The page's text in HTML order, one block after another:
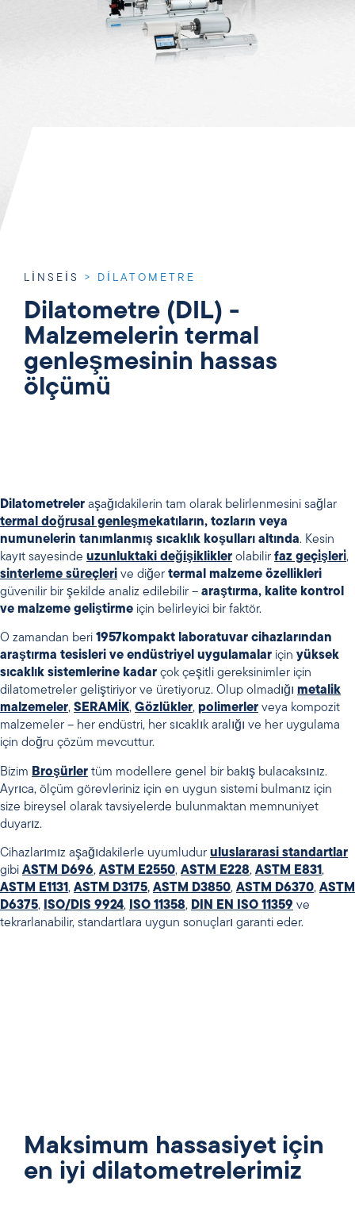
LINSEIS > DILATOMETRE
Dilatometre (DIL) -
Malzemelerin termal
genleşmesinin hassas
ölçümü
Dilatometreler aşağıdakilerin tam olarak belirlenmesini sağlar
termal doğrusal genleşmekatıların, tozların veya
numunelerin tanımlanmış sıcaklık koşulları altında. Kesin
kayıt sayesinde uzunluktaki değişiklikler olabilir faz geçi̇şleri̇,
sinterleme süreçleri ve diğer termal malzeme özellikleri
güvenilir bir şekilde analiz edilebilir – araştırma, kalite kontrol
ve malzeme geliştirme için belirleyici bir faktör.
O zamandan beri 1957kompakt laboratuvar cihazlarından
araştırma tesisleri ve endüstriyel uygulamalar için yüksek
sıcaklık sistemlerine kadar çok çeşitli gereksinimler için
dilatometreler geliştiriyor ve üretiyoruz. Olup olmadığı metalik
malzemeler, SERAMİK, Gözlükler, polimerler veya kompozit
malzemeler – her endüstri, her sıcaklık aralığı ve her uygulama
için doğru çözüm mevcuttur.
Bizim Broşürler tüm modellere genel bir bakış bulacaksınız.
Ayrıca, ölçüm görevleriniz için en uygun sistemi bulmanız için
size bireysel olarak tavsiyelerde bulunmaktan memnuniyet
duyarız.
Cihazlarımız aşağıdakilerle uyumludur uluslararasi standartlar
gibi ASTM D696, ASTM E2550, ASTM E228, ASTM E831,
ASTM E1131, ASTM D3175, ASTM D3850, ASTM D6370, ASTM
D6375, ISO/DIS 9924, ISO 11358, DIN EN ISO 11359 ve
tekrarlanabilir, standartlara uygun sonuçları garanti eder.
Maksimum hassasiyet için
en iyi dilatometrelerimiz